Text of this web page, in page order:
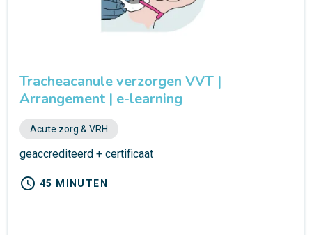
Tracheacanule verzorgen VVT |
Arrangement | e-learning
Acute zorg & VRH
geaccrediteerd + certificaat
schedule 45 MINUTEN